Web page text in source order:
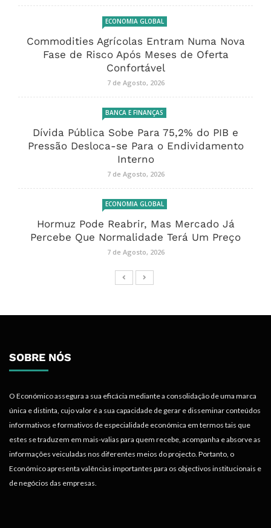
ECONOMIA GLOBAL
Commodities Agrícolas Entram Numa Nova
Fase de Risco Após Meses de Oferta
Confortável
7 de Agosto, 2026
BANCA E FINANÇAS
Dívida Pública Sobe Para 75,2% do PIB e
Pressão Desloca-se Para o Endividamento
Interno
7 de Agosto, 2026
ECONOMIA GLOBAL
Hormuz Pode Reabrir, Mas Mercado Já
Percebe Que Normalidade Terá Um Preço
7 de Agosto, 2026
SOBRE NÓS
O Económico assegura a sua eficácia mediante a consolidação de uma marca
única e distinta, cujo valor é a sua capacidade de gerar e disseminar conteúdos
informativos e formativos de especialidade económica em termos tais que
estes se traduzem em mais-valias para quem recebe, acompanha e absorve as
informações veiculadas nos diferentes meios do projecto. Portanto, o
Económico apresenta valências importantes para os objectivos institucionais e
de negócios das empresas.